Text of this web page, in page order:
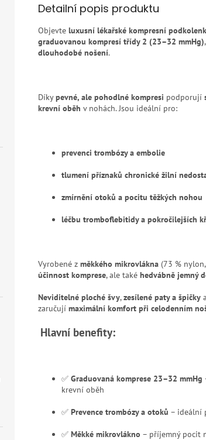
Detailní popis produktu
Objevte luxusní lékařské kompresní
graduovanou kompresí třídy 2 (23–32 mmHg)
dlouhodobé nošení.
Díkypevné, ale pohodlné kompresi podporují
krevní oběh v nohách. Jsou ideální pro:
prevenci trombózy a embolie
tlumení příznaků chronické žilní
zmírnění otoků a pocitu těžkých nohou
léčbu tromboflebitidy a pokročilejších
Vyrobené z měkkého mikrovlákna (73 %
účinnost komprese, ale také hedvábně jemný
Neviditelné ploché švy,zesílené paty a špičky a
zaručují maximální komfort při celodenním
Hlavní benefity:
✅ Graduovaná komprese 23–32 mmHg
krevní oběh
✅ Prevence trombózy a otoků – ideální
✅ Měkké mikrovlákno – příjemný pocit